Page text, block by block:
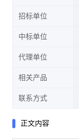
招标单位
中标单位
代理单位
相关产品
联系方式
正文内容